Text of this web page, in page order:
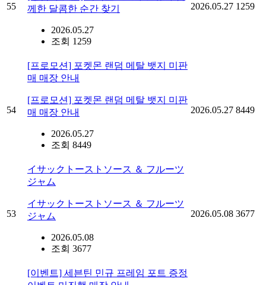
55
께한 달콤한 순간 찾기
2026.05.27
조회 1259
2026.05.27 1259
54
[프로모션] 포켓몬 랜덤 메탈 뱃지 미판
매 매장 안내
[프로모션] 포켓몬 랜덤 메탈 뱃지 미판
매 매장 안내
2026.05.27
조회 8449
2026.05.27 8449
53
イサックトーストソース ＆ フルーツ
ジャム
イサックトーストソース ＆ フルーツ
ジャム
2026.05.08
조회 3677
2026.05.08 3677
[이벤트] 세븐틴 민규 프레임 포트 증정